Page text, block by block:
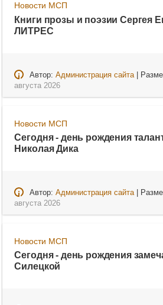
Новости МСП
Книги прозы и поэзии Сергея
ЛИТРЕС
Автор: Администрация сайта|
августа 2026
Новости МСП
Сегодня - день рождения
Николая Дика
Автор: Администрация сайта|
августа 2026
Новости МСП
Сегодня - день рождения
Силецкой